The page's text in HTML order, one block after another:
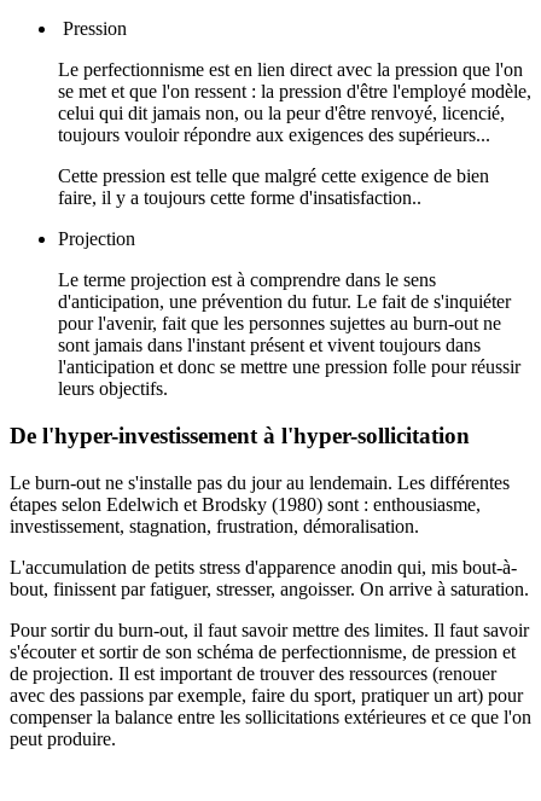
Pression
Le perfectionnisme est en lien direct avec la pression que l'on
se met et que l'on ressent : la pression d'être l'employé modèle,
celui qui dit jamais non, ou la peur d'être renvoyé, licencié,
toujours vouloir répondre aux exigences des supérieurs...
Cette pression est telle que malgré cette exigence de bien
faire, il y a toujours cette forme d'insatisfaction..
Projection
Le terme projection est à comprendre dans le sens
d'anticipation, une prévention du futur. Le fait de s'inquiéter
pour l'avenir, fait que les personnes sujettes au burn-out ne
sont jamais dans l'instant présent et vivent toujours dans
l'anticipation et donc se mettre une pression folle pour réussir
leurs objectifs.
De l'hyper-investissement à l'hyper-sollicitation
Le burn-out ne s'installe pas du jour au lendemain. Les différentes
étapes selon Edelwich et Brodsky (1980) sont : enthousiasme,
investissement, stagnation, frustration, démoralisation.
L'accumulation de petits stress d'apparence anodin qui, mis bout-à-
bout, finissent par fatiguer, stresser, angoisser. On arrive à saturation.
Pour sortir du burn-out, il faut savoir mettre des limites. Il faut savoir
s'écouter et sortir de son schéma de perfectionnisme, de pression et
de projection. Il est important de trouver des ressources (renouer
avec des passions par exemple, faire du sport, pratiquer un art) pour
compenser la balance entre les sollicitations extérieures et ce que l'on
peut produire.